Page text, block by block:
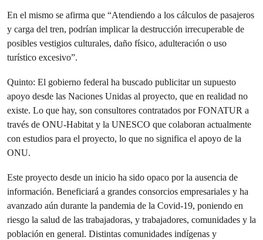
En el mismo se afirma que “Atendiendo a los cálculos de pasajeros
y carga del tren, podrían implicar la destrucción irrecuperable de
posibles vestigios culturales, daño físico, adulteración o uso
turístico excesivo”.
Quinto: El gobierno federal ha buscado publicitar un supuesto
apoyo desde las Naciones Unidas al proyecto, que en realidad no
existe. Lo que hay, son consultores contratados por FONATUR a
través de ONU-Habitat y la UNESCO que colaboran actualmente
con estudios para el proyecto, lo que no significa el apoyo de la
ONU.
Este proyecto desde un inicio ha sido opaco por la ausencia de
información. Beneficiará a grandes consorcios empresariales y ha
avanzado aún durante la pandemia de la Covid-19, poniendo en
riesgo la salud de las trabajadoras, y trabajadores, comunidades y la
población en general. Distintas comunidades indígenas y